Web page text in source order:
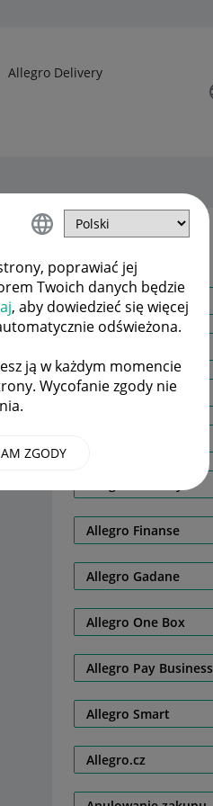
poprawiać jej
Twoich danych będzie
, aby dowiedzieć się więcej
odświeżona.
ją w każdym momencie
Wycofanie zgody nie
ZGODY
Allegro Delivery
Etykiety
18561400398
Allegro ADS
Allegro Finanse
Allegro Gadane
Allegro One Box
Allegro Pay Business
Allegro Smart
Allegro.cz